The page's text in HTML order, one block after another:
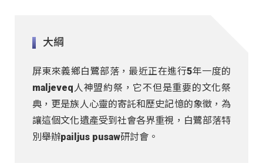
大綱
屏東來義鄉白鷺部落，最近正在進行5年一度的
maljeveq人神盟約祭，它不但是重要的文化祭
典，更是族人心靈的寄託和歷史記憶的象徵，為
讓這個文化遺產受到社會各界重視，白鷺部落特
別舉辦pailjus pusaw研討會。